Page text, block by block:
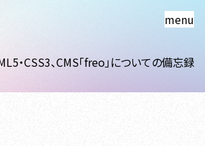
・CSS3、CMS「freo」についての備忘録
menu